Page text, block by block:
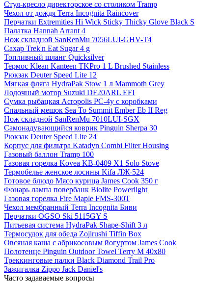
Стул-кресло директорское со столиком Tramp
Чехол от дождя Terra Incognita Raincover
Перчатки Extremities Hi Wick Sticky Thicky Glove Black S
Палатка Hannah Arrant 4
Нож складной SanRenMu 7056LUI-GHV-T4
Сахар Trek'n Eat Sugar 4 g
Топливный шланг Quicksilver
Термос Klean Kanteen TKPro 1 L Brushed Stainless
Рюкзак Deuter Speed Lite 12
Мягкая фляга HydraPak Stow 1 л Mammoth Grey
Лодочный мотор Suzuki DF20ARL EFI
Сумка рыбацкая Acropolis РС-4у с коробками
Спальный мешок Sea To Summit Ember Eb II Reg
Нож складной SanRenMu 7010LUI-SGX
Самонадувающийся коврик Pinguin Sherpa 30
Рюкзак Deuter Speed Lite 24
Корпус для фильтра Katadyn Combi Filter Housing
Газовый баллон Tramp 100
Газовая горелка Kovea KB-0409 X1 Solo Stove
Термобелье женское лосины Kifa ЛЖ-524
Готовое блюдо Мясо курица James Cook 350 г
Фонарь лампа повербанк Biolite Powerlight
Газовая горелка Fire Maple FMS-300T
Чехол мембранный Terra Incognita Биви
Перчатки OGSO Ski 5115GY S
Питьевая система HydraPak Shape-Shift 3 л
Термосудок для обеда Zojirushi Tiffin Box
Овсяная каша с абрикосовым йогуртом James Cook
Полотенце Pinguin Outdoor Towel Terry M 40х80
Треккинговые палки Black Diamond Trail Pro
Зажигалка Zippo Jack Daniel's
Часто задаваемые вопросы